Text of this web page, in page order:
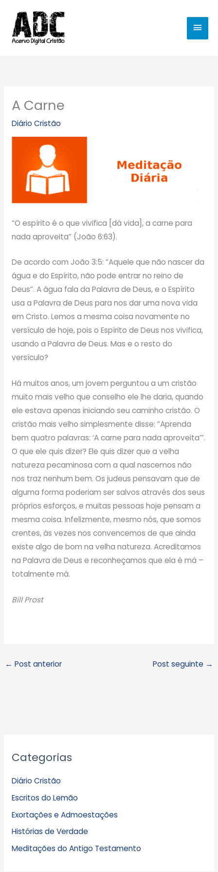
para
conteúdo
A Carne
Diário Cristão
“O espírito é o que vivifica [dá vida], a carne para
nada aproveita” (João 6:63).
De acordo com João 3:5: “Aquele que não nascer da
água e do Espírito, não pode entrar no reino de
Deus”. A água fala da Palavra de Deus, e o Espírito
usa a Palavra de Deus para nos dar uma nova vida
em Cristo. Lemos a mesma coisa novamente no
versículo de hoje, pois o Espírito de Deus nos vivifica,
usando a Palavra de Deus. Mas e o resto do
versículo?
Há muitos anos, um jovem perguntou a um cristão
muito mais velho que conselho ele lhe daria, quando
ele estava apenas iniciando seu caminho cristão. O
cristão mais velho simplesmente disse: “Aprenda
bem quatro palavras: ‘A carne para nada aproveita’”.
O que ele quis dizer? Ele quis dizer que a velha
natureza pecaminosa com a qual nascemos não
nos traz nenhum bem. Os judeus pensavam que de
alguma forma poderiam ser salvos através dos seus
próprios esforços, e muitas pessoas hoje pensam a
mesma coisa. Infelizmente, mesmo nós, que somos
crentes, às vezes nos convencemos de que ainda
existe algo de bom na velha natureza. Acreditamos
na Palavra de Deus e reconheçamos que ela é má –
totalmente má.
Bill Prost
← Post anterior Post seguinte →
Categorias
Diário Cristão
Escritos do Lemão
Exortações e Admoestações
Histórias de Verdade
Meditações do Antigo Testamento
r
i
v
o
s